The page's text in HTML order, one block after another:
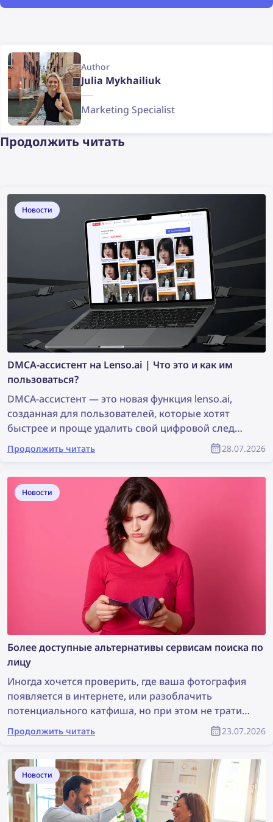
Author
Julia Mykhailiuk
Marketing Specialist
Продолжить читать
Новости
DMCA-ассистент на Lenso.ai | Что это и как им
пользоваться?
DMCA-ассистент — это новая функция lenso.ai,
созданная для пользователей, которые хотят
быстрее и проще удалить свой цифровой след
или фотографии, защищённые авторским
правом. Инструмент создаёт готовые к
использовать для отправки запросов на удаление
контента по DMCA сайтам, где были найдены
изображения. Продолжайте читать, чтобы узнать,
как удалить свои изображения с любого сайта с
помощью DMCA-ассистента lenso.ai.
Продолжить читать 28.07.2026
Новости
Более доступные альтернативы сервисам поиска по
лицу
Иногда хочется проверить, где ваша фотография
появляется в интернете, или разоблачить
потенциального катфиша, но при этом не тратить
целое состояние на сервис поиска по лицу.
Давайте рассмотрим несколько более доступных
эффективными.
Продолжить читать 23.07.2026
Новости